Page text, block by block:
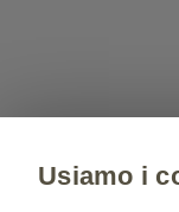
Usiamo i